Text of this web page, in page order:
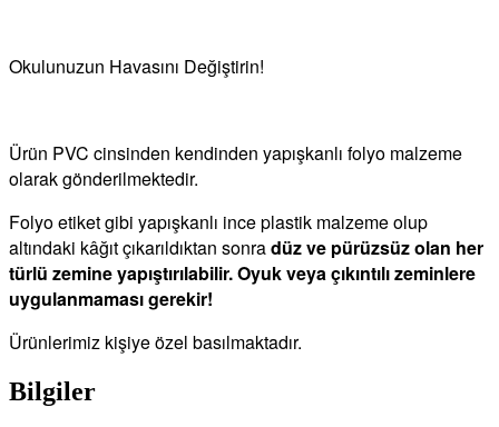
Okulunuzun Havasını Değiştirin!
Ürün PVC cinsinden kendinden yapışkanlı folyo malzeme
olarak gönderilmektedir.
Folyo etiket gibi yapışkanlı ince plastik malzeme olup
altındaki kâğıt çıkarıldıktan sonradüz ve pürüzsüz olan her
türlü zemine yapıştırılabilir. Oyuk veya çıkıntılı zeminlere
uygulanmaması gerekir!
Ürünlerimiz kişiye özel basılmaktadır.
Bilgiler